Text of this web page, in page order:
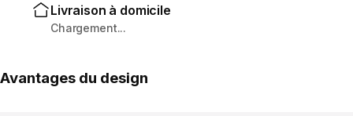
Livraison à domicile
Chargement...
Avantages du design